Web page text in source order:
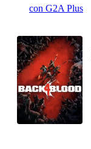
con G2A Plus